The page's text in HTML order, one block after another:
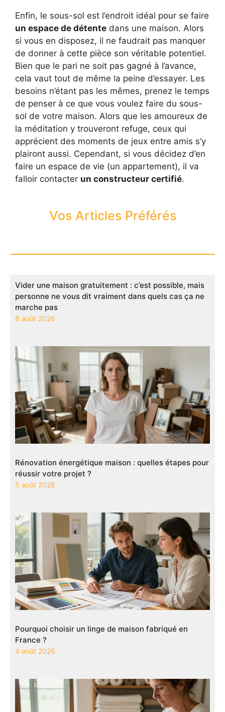
Enfin, le sous-sol est l’endroit idéal pour se faire
un espace de détente dans une maison. Alors
si vous en disposez, il ne faudrait pas manquer
de donner à cette pièce son véritable potentiel.
Bien que le pari ne soit pas gagné à l’avance,
cela vaut tout de même la peine d’essayer. Les
besoins n’étant pas les mêmes, prenez le temps
de penser à ce que vous voulez faire du sous-
sol de votre maison. Alors que les amoureux de
la méditation y trouveront refuge, ceux qui
apprécient des moments de jeux entre amis s’y
plairont aussi. Cependant, si vous décidez d’en
faire un espace de vie (un appartement), il va
falloir contacter un constructeur certifié.
Vos Articles Préférés
Vider une maison gratuitement : c’est possible, mais
personne ne vous dit vraiment dans quels cas ça ne
marche pas
8 août 2026
Rénovation énergétique maison : quelles étapes pour
réussir votre projet ?
5 août 2026
Pourquoi choisir un linge de maison fabriqué en
France ?
4 août 2026